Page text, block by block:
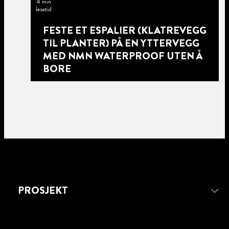
lesetid
FESTE ET ESPALIER (KLATREVEGG
TIL PLANTER) PÅ EN YTTERVEGG
MED NMN WATERPROOF UTEN Å
BORE
PROSJEKT